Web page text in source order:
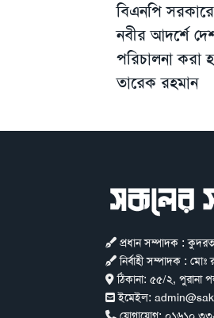
বিএনপি
নবীর আদর্শে
পরিচালনা করা
তারেক রহমান
প্রধান সম্পাদক :
নির্বাহী সম্পাদক :
ঠিকানা: ৫৫/২, পুরানা
ইমেইল: